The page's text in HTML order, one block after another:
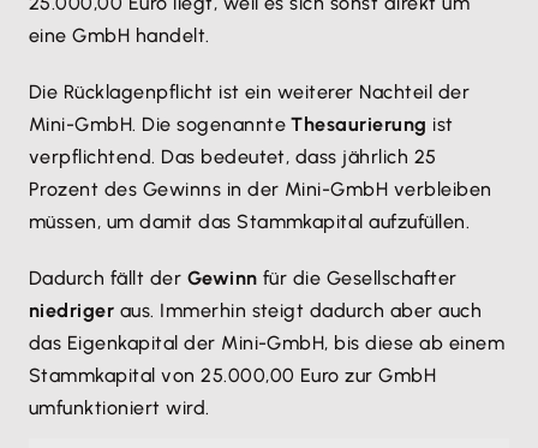
eine GmbH handelt.
Die Rücklagenpflicht ist ein weiterer Nachteil der
Mini-GmbH. Die sogenannteThesaurierung ist
verpflichtend. Das bedeutet, dass jährlich 25
Prozent des Gewinns in der Mini-GmbH verbleiben
müssen, um damit das Stammkapital aufzufüllen.
Dadurch fällt der Gewinn für die Gesellschafter
niedriger aus. Immerhin steigt dadurch aber auch
das Eigenkapital der Mini-GmbH, bis diese ab einem
Stammkapital von 25.000,00 Euro zur GmbH
umfunktioniert wird.